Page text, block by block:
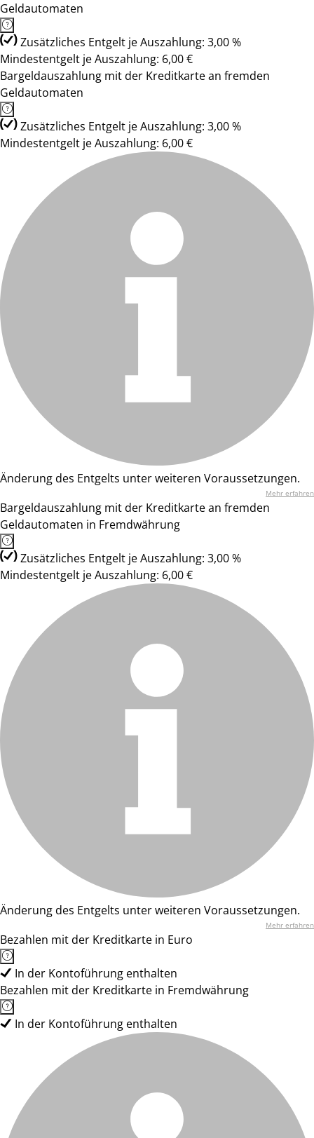
Geldautomaten
Zusätzliches Entgelt je Auszahlung: 3,00 %
Mindestentgelt je Auszahlung: 6,00 €
Bargeldauszahlung mit der Kreditkarte an fremden
Geldautomaten
Zusätzliches Entgelt je Auszahlung: 3,00 %
Mindestentgelt je Auszahlung: 6,00 €
Änderung des Entgelts unter weiteren Voraussetzungen.
Mehr erfahren
Bargeldauszahlung mit der Kreditkarte an fremden
Geldautomaten in Fremdwährung
Zusätzliches Entgelt je Auszahlung: 3,00 %
Mindestentgelt je Auszahlung: 6,00 €
Änderung des Entgelts unter weiteren Voraussetzungen.
Mehr erfahren
Bezahlen mit der Kreditkarte in Euro
In der Kontoführung enthalten
Bezahlen mit der Kreditkarte in Fremdwährung
In der Kontoführung enthalten